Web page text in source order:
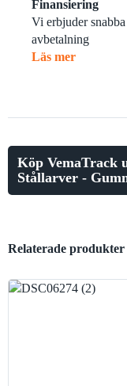
Finansiering
Vi erbjuder
avbetalning
Läs mer
Köp VemaTrack
Stållarver -
Relaterade produkter